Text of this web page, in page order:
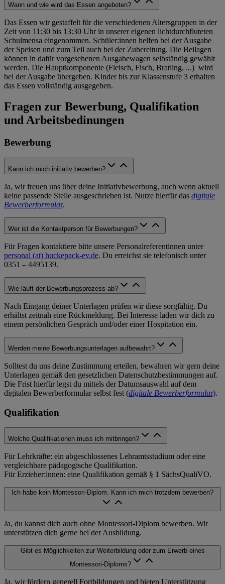
Wann und wie wird das Essen angeboten?
Das Essen wir gestaffelt für die verschiedenen Altersgruppen in der
Zeit von 11:30 bis 13:30 Uhr in unserer eigenen lichtdurchfluteten
Schulmensa eingenommen. Schüler:innen helfen bei der Ausgabe
der Speisen und zum Teil auch bei der Zubereitung. Die Beilagen
können in dafür vorgesehenen Ausgabewagen selbständig gewählt
werden. Die Hauptkomponente (Fleisch, Fisch, Bratling, ...) wird
bei der Ausgabe übergeben. Kinder bis zur Klassenstufe 3 erhalten
das Essen vollständig ausgegeben.
Fragen zur Bewerbung, Qualifikation
und Arbeitsbedinungen
Bewerbung
Kann ich mich initiativ bewerben?
Ja, wir freuen uns über deine Initiativbewerbung, auch wenn aktuell
keine passende Stelle ausgeschrieben ist. Nutze hierfür das digitale
Bewerberformular.
Wer ist die Kontaktperson für Bewerbungen?
Für Fragen kontaktiere bitte unsere Personalreferentinnen unter
personal (at) huckepack-ev.de. Du erreichst sie telefonisch unter
0351 – 4495139.
Wie läuft der Bewerbungsprozess ab?
Nach Eingang deiner Unterlagen prüfen wir diese sorgfältig. Du
erhältst zeitnah eine Rückmeldung. Bei Interesse laden wir dich zu
einem persönlichen Gespräch und/oder einer Hospitation ein.
Werden meine Bewerbungsunterlagen aufbewahrt?
Solltest du uns deine Zustimmung erteilen, bewahren wir gern deine
Unterlagen gemäß den gesetzlichen Datenschutzbestimmungen auf.
Die Frist hierfür legst du mittels der Datumsauswahl auf dem
digitalen Bewerberformular selbst fest (digitale Bewerberformular).
Qualifikation
Welche Qualifikationen muss ich mitbringen?
Für Lehrkräfte: ein abgeschlossenes Lehramtsstudium oder eine
vergleichbare pädagogische Qualifikation.
Für Erzieher:innen: eine Qualifikation gemäß § 1 SächsQualiVO.
Ich habe kein Montessori-Diplom. Kann ich mich trotzdem bewerben?
Ja, du kannst dich auch ohne Montessori-Diplom bewerben. Wir
unterstützen dich gerne bei der Ausbildung.
Gibt es Möglichkeiten zur Weiterbildung oder zum Erwerb eines
Montessori-Diploms?
Ja, wir fördern generell Fortbildungen und bieten Unterstützung